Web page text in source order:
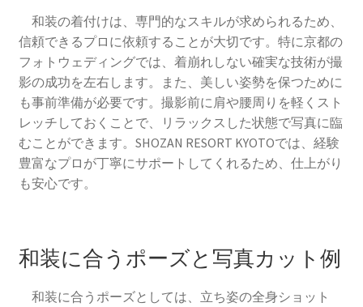
和装の着付けは、専門的なスキルが求められるため、
信頼できるプロに依頼することが大切です。特に京都の
フォトウェディングでは、着崩れしない確実な技術が撮
影の成功を左右します。また、美しい姿勢を保つために
も事前準備が必要です。撮影前に肩や腰周りを軽くスト
レッチしておくことで、リラックスした状態で写真に臨
むことができます。SHOZAN RESORT KYOTOでは、経験
豊富なプロが丁寧にサポートしてくれるため、仕上がり
も安心です。
和装に合うポーズと写真カット例
和装に合うポーズとしては、立ち姿の全身ショット